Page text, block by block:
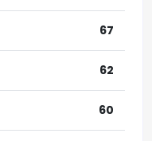
67
62
60